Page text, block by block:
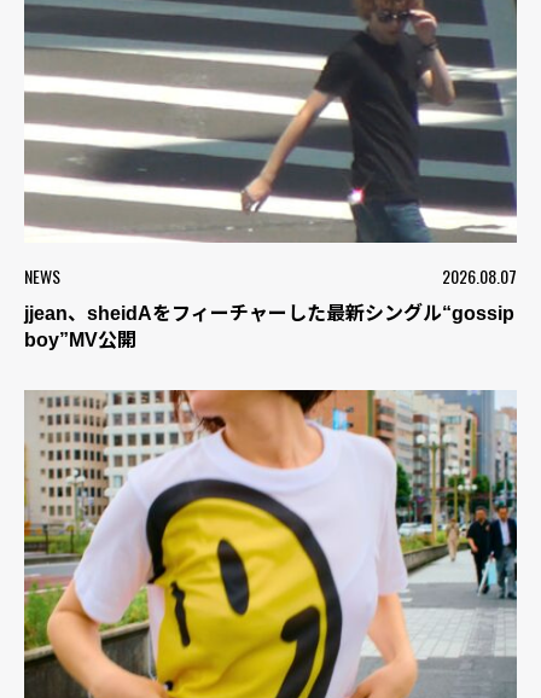
NEWS 2026.08.07
jjean、sheidAをフィーチャーした最新シングル“gossip
boy”MV公開